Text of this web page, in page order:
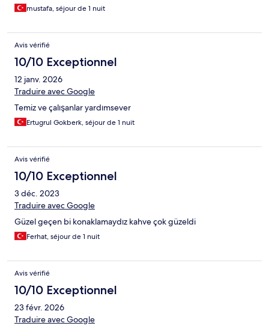
mustafa, séjour de 1 nuit
Avis vérifié
10/10 Exceptionnel
12 janv. 2026
Traduire avec Google
Temiz ve çalışanlar yardımsever
Ertugrul Gokberk, séjour de 1 nuit
Avis vérifié
10/10 Exceptionnel
3 déc. 2023
Traduire avec Google
Güzel geçen bi konaklamaydız kahve çok güzeldi
Ferhat, séjour de 1 nuit
Avis vérifié
10/10 Exceptionnel
23 févr. 2026
Traduire avec Google